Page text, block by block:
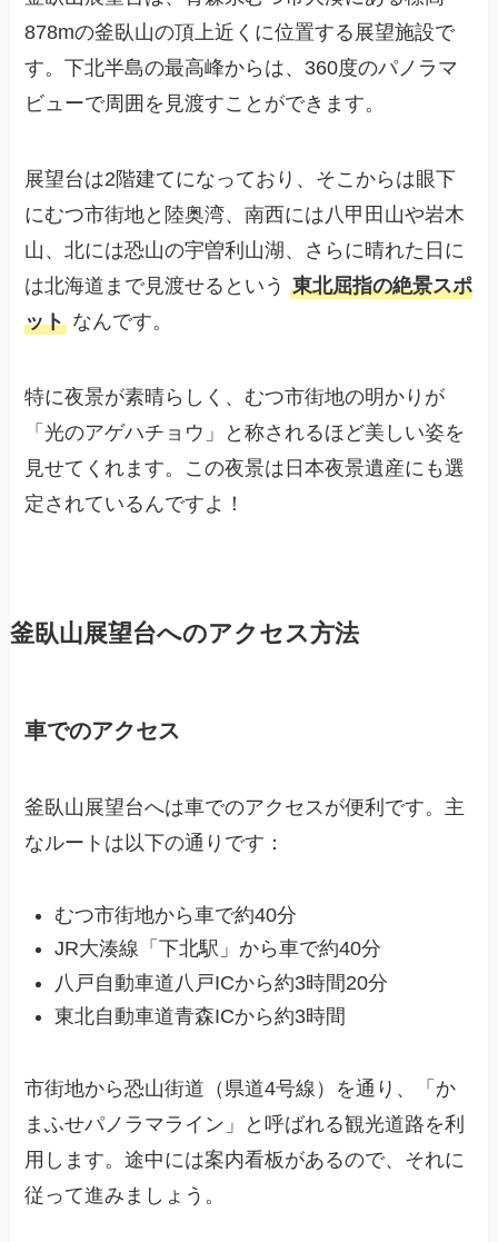
878mの釜臥山の頂上近くに位置する展望施設で
す。下北半島の最高峰からは、360度のパノラマ
ビューで周囲を見渡すことができます。
展望台は2階建てになっており、そこからは眼下
にむつ市街地と陸奥湾、南西には八甲田山や岩木
山、北には恐山の宇曽利山湖、さらに晴れた日に
は北海道まで見渡せるという東北屈指の絶景スポ
ット なんです。
特に夜景が素晴らしく、むつ市街地の明かりが
「光のアゲハチョウ」と称されるほど美しい姿を
見せてくれます。この夜景は日本夜景遺産にも選
定されているんですよ！
釜臥山展望台へのアクセス方法
車でのアクセス
釜臥山展望台へは車でのアクセスが便利です。主
なルートは以下の通りです：
むつ市街地から車で約40分
JR大湊線「下北駅」から車で約40分
八戸自動車道八戸ICから約3時間20分
東北自動車道青森ICから約3時間
市街地から恐山街道（県道4号線）を通り、「か
まふせパノラマライン」と呼ばれる観光道路を利
用します。途中には案内看板があるので、それに
従って進みましょう。